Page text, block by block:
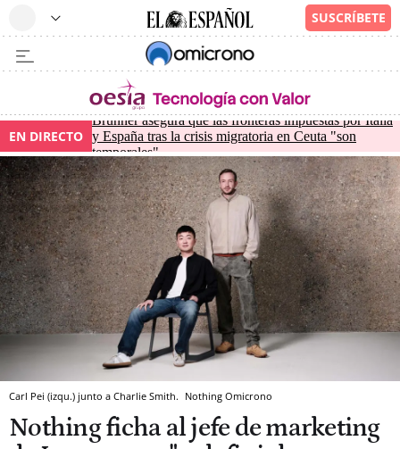
EN DIRECTO
Brunner asegura que las fronteras impuestas por Italia
y España tras la crisis migratoria en Ceuta "son
temporales"
Carl Pei (izqu.) junto a Charlie Smith. Nothing Omicrono
Nothing ficha al jefe de marketing